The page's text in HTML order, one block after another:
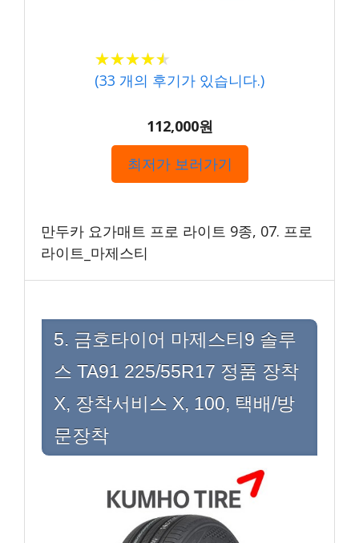
★★★★★
★★★★★
(33 개의 후기가 있습니다.)
112,000원
최저가 보러가기
만두카 요가매트 프로 라이트 9종, 07. 프로
라이트_마제스티
5. 금호타이어 마제스티9 솔루
스 TA91 225/55R17 정품 장착
X, 장착서비스 X, 100, 택배/방
문장착